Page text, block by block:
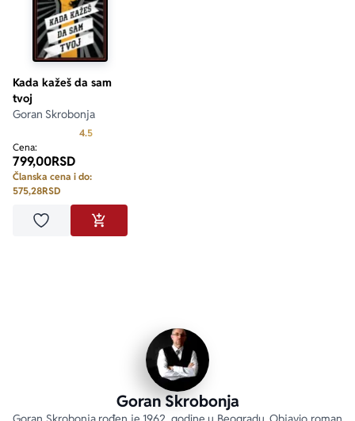
Kada kažeš da sam
tvoj
Goran Skrobonja
4.5Prosecna ocena je 4.5 od 5
Cena:
799,00RSD
Članska cena i do:
575,28RSD
Dodaj u omiljeneDODAJ U KORPU
Goran Skrobonja